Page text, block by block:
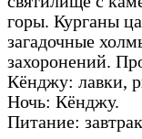
горы. Курганы
загадочные
захоронений.
Кёнджу: лавки,
Ночь: Кёнджу.
Питание: